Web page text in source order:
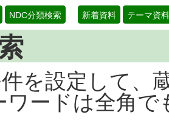
NDC分類検索 新着資料 テーマ資料
を設定して、
ワードは全角